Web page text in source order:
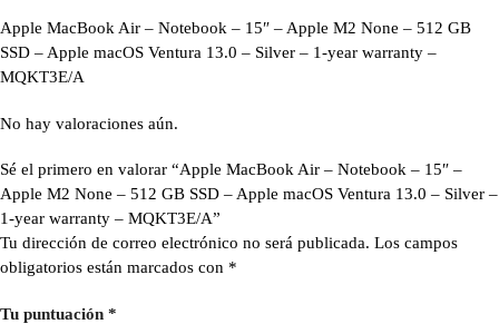
Apple MacBook Air – Notebook – 15″ – Apple M2 None – 512 GB
SSD – Apple macOS Ventura 13.0 – Silver – 1-year warranty –
MQKT3E/A
No hay valoraciones aún.
Sé el primero en valorar “Apple MacBook Air – Notebook – 15″ –
Apple M2 None – 512 GB SSD – Apple macOS Ventura 13.0 – Silver –
1-year warranty – MQKT3E/A”
Tu dirección de correo electrónico no será publicada. Los campos
obligatorios están marcados con *
Tu puntuación *